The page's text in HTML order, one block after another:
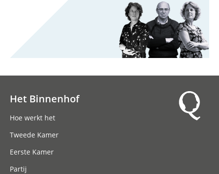
Het Binnenhof
Hoe werkt het
Tweede Kamer
Eerste Kamer
Partij